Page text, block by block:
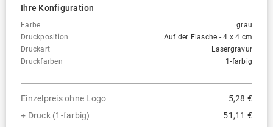
Ihre Konfiguration
Farbe
grau
Druckposition
Auf der Flasche - 4 x 4 cm
Druckart
Lasergravur
Druckfarben
1-farbig
Einzelpreis ohne Logo
5,28 €
+ Druck (1-farbig)
51,11 €